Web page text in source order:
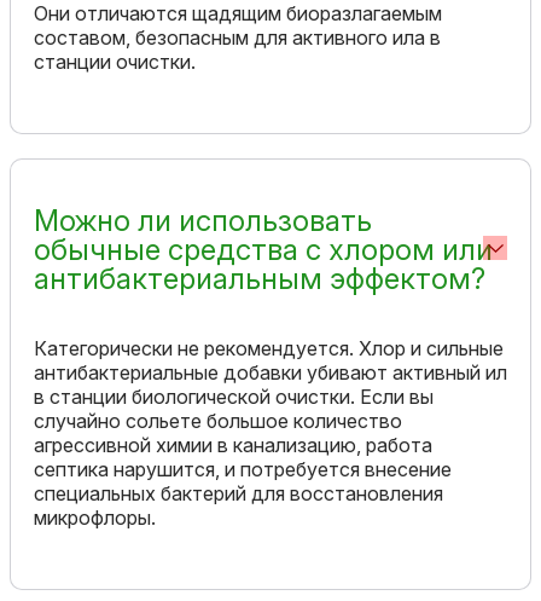
Они отличаются щадящим биоразлагаемым
составом, безопасным для активного ила в
станции очистки.
Можно ли использовать
обычные средства с хлором или
антибактериальным эффектом?
Категорически не рекомендуется. Хлор и сильные
антибактериальные добавки убивают активный ил
в станции биологической очистки. Если вы
случайно сольете большое количество
агрессивной химии в канализацию, работа
септика нарушится, и потребуется внесение
специальных бактерий для восстановления
микрофлоры.